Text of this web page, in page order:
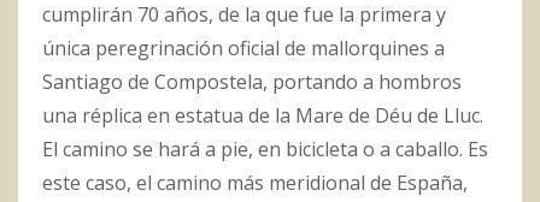
cumplirán 70 años, de la que fue la primera y
única peregrinación oficial de mallorquines a
Santiago de Compostela, portando a hombros
una réplica en estatua de la Mare de Déu de Lluc.
El camino se hará a pie, en bicicleta o a caballo. Es
este caso, el camino más meridional de España,